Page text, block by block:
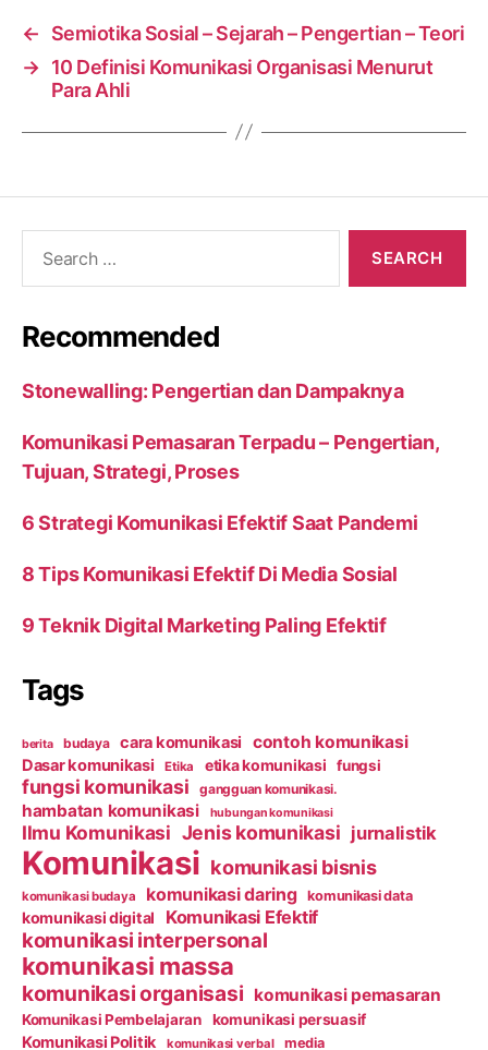
←
Semiotika Sosial – Sejarah – Pengertian – Teori
→ 10 Definisi Komunikasi Organisasi Menurut
Para Ahli
Recommended
Stonewalling: Pengertian dan Dampaknya
Komunikasi Pemasaran Terpadu – Pengertian,
Tujuan, Strategi, Proses
6 Strategi Komunikasi Efektif Saat Pandemi
8 Tips Komunikasi Efektif Di Media Sosial
9 Teknik Digital Marketing Paling Efektif
Tags
berita budaya cara komunikasi contoh komunikasi
Dasar komunikasi Etika etika komunikasi fungsi
fungsi komunikasi gangguan komunikasi.
hambatan komunikasi hubungan komunikasi
Ilmu Komunikasi Jenis komunikasi jurnalistik
Komunikasi komunikasi bisnis
komunikasi budaya komunikasi daring komunikasi data
komunikasi digital Komunikasi Efektif
komunikasi interpersonal
komunikasi massa
komunikasi organisasi komunikasi pemasaran
Komunikasi Pembelajaran komunikasi persuasif
Komunikasi Politik komunikasi verbal media